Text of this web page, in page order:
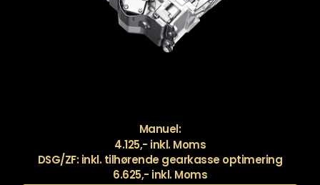
Manuel:
4.125,- inkl. Moms
DSG/ZF: inkl. tilhørende gearkasse optimering
6.625,- inkl. Moms